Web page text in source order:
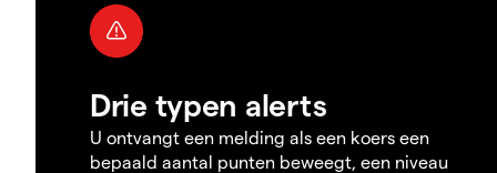
Drie typen alerts
U ontvangt een melding als een koers een
bepaald aantal punten beweegt, een niveau